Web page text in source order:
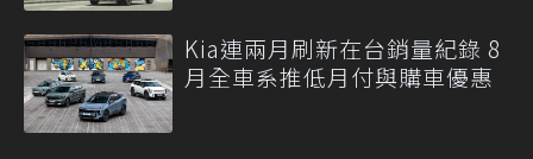
Kia連兩月刷新在台銷量紀錄 8
月全車系推低月付與購車優惠